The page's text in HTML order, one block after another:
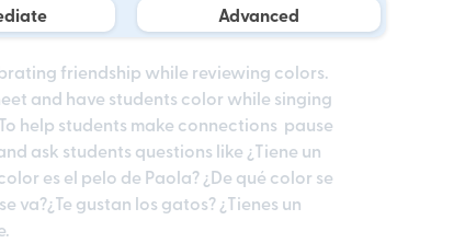
Advanced
friendship while reviewing colors.
and have students color while singing
help students make connections pause
ask students questions like ¿Tiene un
es el pelo de Paola? ¿De qué color se
va?¿Te gustan los gatos? ¿Tienes un